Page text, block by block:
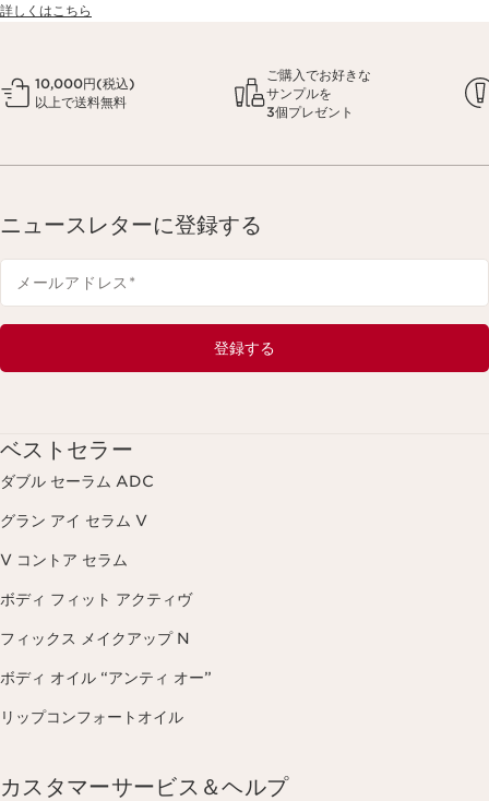
詳しくはこちら
10,000円(税込)
以上で送料無料
ご購入でお好きな
サンプルを
3個プレゼント
ニュースレターに登録する
メールアドレス *
登録する
ベストセラー
ダブル セーラム ADC
グラン アイ セラム V
V コントア セラム
ボディ フィット アクティヴ
フィックス メイクアップ N
ボディ オイル “アンティ オー”
リップコンフォートオイル
カスタマーサービス＆ヘルプ